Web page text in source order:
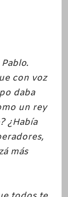
con voz
daba
un rey
¿Había
más